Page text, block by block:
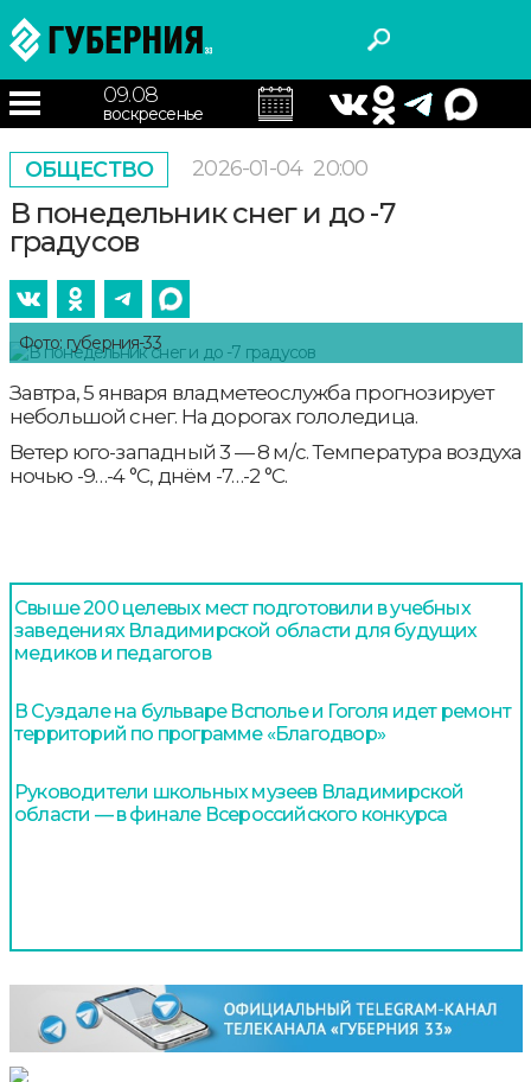
09.08
воскресенье
ОБЩЕСТВО 2026-01-04 20:00
В понедельник снег и до -7
градусов
Фото: губерния-33
Завтра, 5 января владметеослужба прогнозирует
небольшой снег. На дорогах гололедица.
Ветер юго-западный 3 — 8 м/с. Температура воздуха
ночью -9…-4 °С, днём -7…-2 °С.
Свыше 200 целевых мест подготовили в учебных
заведениях Владимирской области для будущих
медиков и педагогов
В Суздале на бульваре Всполье и Гоголя идет ремонт
территорий по программе «Благодвор»
Руководители школьных музеев Владимирской
области — в финале Всероссийского конкурса